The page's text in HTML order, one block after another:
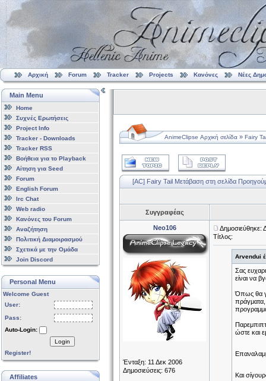
Αρχική Forum Tracker Projects Κανόνες Νέες
Main Menu
Home
Συχνές Ερωτήσεις
Project Info
Tracker - Downloads
Tracker RSS
Βοήθεια για το Playback
Αίτηση για Seed
Forum
English Forum
Irc Chat
Web radio
Κανόνες του Forum
Αναζήτηση
Πολιτική Διαμοιρασμού
Σχετικά με την Ομάδα
Join Discord
Personal Menu
Welcome Guest
User:
Pass:
Auto-Login:
Login
Register!
Affiliates
AnimeClipse Αρχική σελίδα » Fairy
[AC] Fairy Tail Μετάβαση στη σελίδα
Συγγραφέας
Neo106
Ένταξη: 11 Δεκ 2006
Δημοσιεύσεις: 676
Δημοσιεύθηκε:
Τίτλος:
Arvendui
Σας
είναι να
Όπως θα
ώστε και
Και